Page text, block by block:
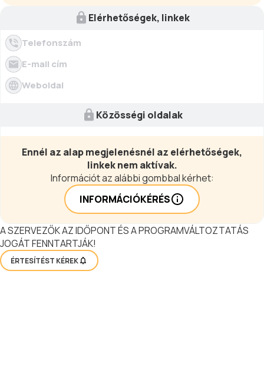
amatőr és profi bokszversenyek
sportág kedvelőit, ahol a technika, a
taktika és a küzdőszellem egyaránt
meghatározó szerepet kap.
Elérhetőségek, linkek
Telefonszám
E-mail cím
Weboldal
Közösségi oldalak
Ennél az alap megjelenésnél az elérhetőségek,
linkek nem aktívak.
Információt az alábbi gombbal kérhet:
INFORMÁCIÓKÉRÉS
A SZERVEZŐK AZ IDŐPONT ÉS A PROGRAMVÁLTOZTATÁS
JOGÁT FENNTARTJÁK!
ÉRTESÍTÉST KÉREK